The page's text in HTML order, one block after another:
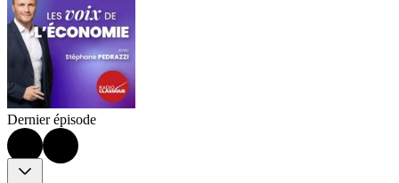
Dernier épisode